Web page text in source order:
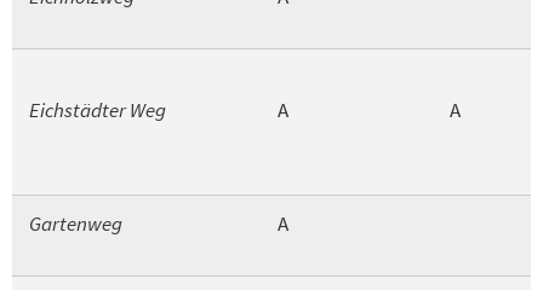
Eichstädter Weg A A
Gartenweg A